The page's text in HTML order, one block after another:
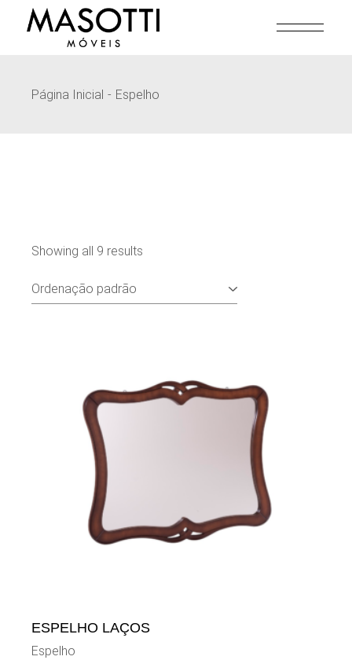
Página Inicial Espelho
Showing all 9 results
ESPELHO LAÇOS
Espelho